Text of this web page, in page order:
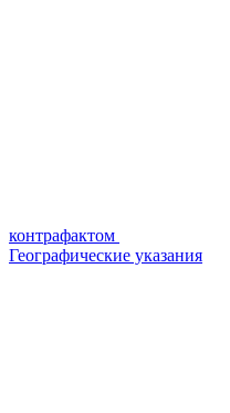
контрафактом
Географические указания